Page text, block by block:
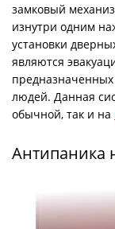
замковый
изнутри одним
установки
являются
людей. Данная
обычной, так и на
Антипаника